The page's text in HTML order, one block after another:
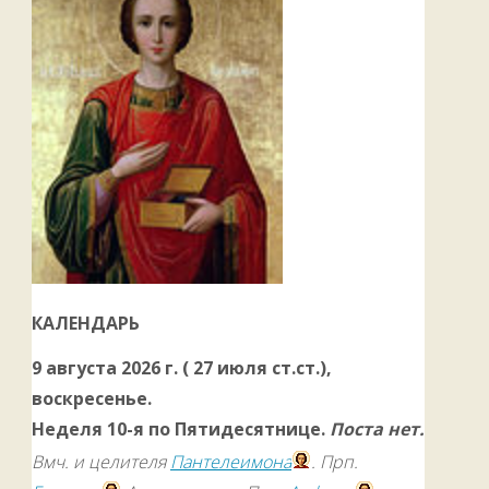
КАЛЕНДАРЬ
9 августа 2026 г. ( 27 июля ст.ст.),
воскресенье.
Неделя 10-я по Пятидесятнице. Поста нет.
Вмч. и целителяПантелеимона
. Прп.